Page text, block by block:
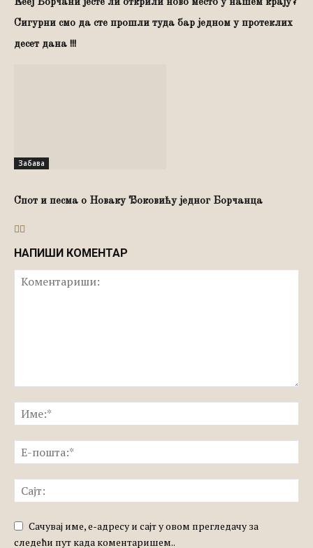
Еееј Борчани јесте ли открили ново место у нашем крају?
Сигурни смо да сте прошли туда бар једном у протеклих
десет дана !!!
Забава
Спот и песма о Новаку Ђоковићу једног Борчанца
НАПИШИ КОМЕНТАР
Сачувај име, е-адресу и сајт у овом прегледачу за
следећи пут када коментаришем..